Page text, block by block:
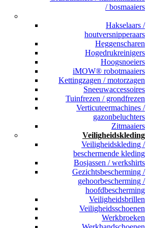
/ bosmaaiers
Hakselaars /
houtversnipperaars
Heggenscharen
Hogedrukreinigers
Hoogsnoeiers
iMOW® robotmaaiers
Kettingzagen / motorzagen
Sneeuwaccessoires
Tuinfrezen / grondfrezen
Verticuteermachines /
gazonbeluchters
Zitmaaiers
Veiligheidskleding
Veiligheidskleding /
beschermende kleding
Bosjassen / werkshirts
Gezichtsbescherming /
gehoorbescherming /
hoofdbescherming
Veiligheidsbrillen
Veiligheidsschoenen
Werkbroeken